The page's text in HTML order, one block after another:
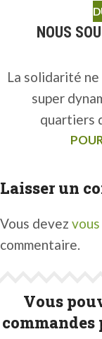
NOUS
La solidarité
super
quartiers
Laisser un
Vous devez
commentaire.
Vous
commandes